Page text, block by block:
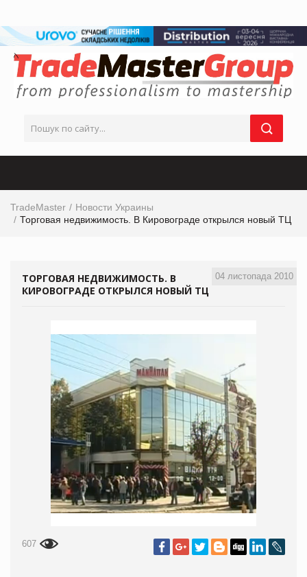
TradeMaster
Новости Украины
Торговая недвижимость. В Кировограде открылся новый ТЦ
04 листопада 2010
ТОРГОВАЯ НЕДВИЖИМОСТЬ. В
КИРОВОГРАДЕ ОТКРЫЛСЯ НОВЫЙ ТЦ
607